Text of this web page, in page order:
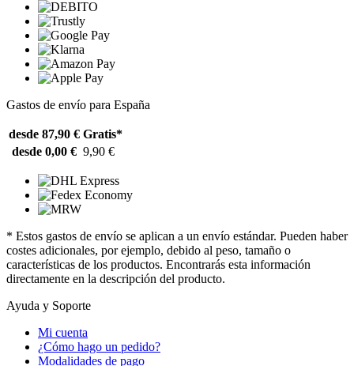
Gastos de envío para España
desde 87,90 € Gratis*
desde 0,00 € 9,90 €
* Estos gastos de envío se aplican a un envío estándar. Pueden haber
costes adicionales, por ejemplo, debido al peso, tamaño o
características de los productos. Encontrarás esta información
directamente en la descripción del producto.
Ayuda y Soporte
Mi cuenta
¿Cómo hago un pedido?
Modalidades de pago